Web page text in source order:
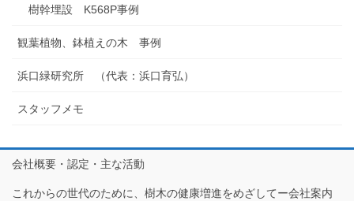
樹幹埋設 K568P事例
観葉植物、鉢植えの木 事例
浜口緑研究所 （代表：浜口育弘）
スタッフメモ
会社概要・認定・主な活動
これからの世代のために、樹木の健康増進をめざしてー会社案内